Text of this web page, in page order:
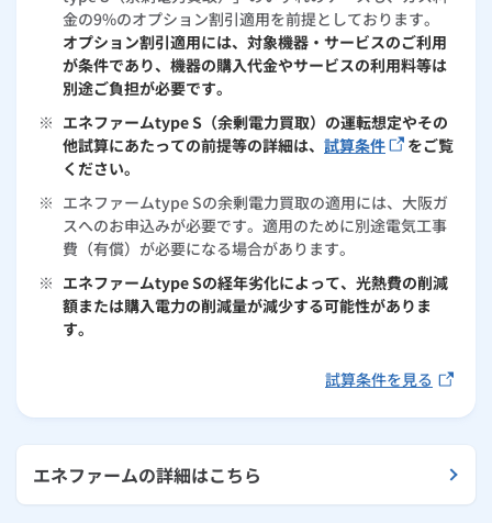
金の9%のオプション割引適用を前提としております。
オプション割引適用には、対象機器・サービスのご利用
が条件であり、機器の購入代金やサービスの利用料等は
別途ご負担が必要です。
※ エネファームtype S（余剰電力買取）の運転想定やその
他試算にあたっての前提等の詳細は、 試算条件
をご覧
ください。
※ エネファームtype Sの余剰電力買取の適用には、大阪ガ
スへのお申込みが必要です。適用のために別途電気工事
費（有償）が必要になる場合があります。
※ エネファームtype Sの経年劣化によって、光熱費の削減
額または購入電力の削減量が減少する可能性がありま
す。
試算条件を見る
エネファームの詳細はこちら